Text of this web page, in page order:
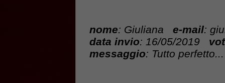
nome: Giuliana e-mail:
data invio: 16/05/2019
messaggio: Tutto